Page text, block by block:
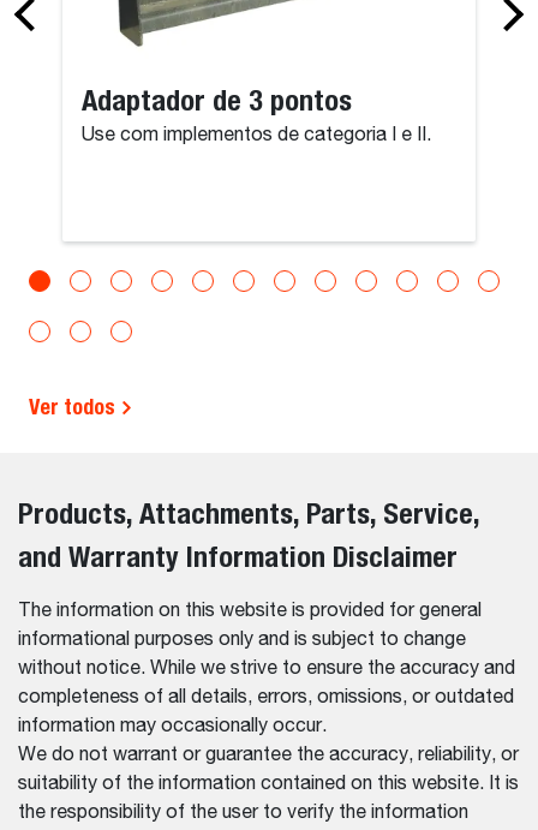
Adaptador de 3 pontos
Use com implementos de categoria I e II.
Ver todos
Products, Attachments, Parts, Service,
and Warranty Information Disclaimer
The information on this website is provided for general
informational purposes only and is subject to change
without notice. While we strive to ensure the accuracy and
completeness of all details, errors, omissions, or outdated
information may occasionally occur.
We do not warrant or guarantee the accuracy, reliability, or
suitability of the information contained on this website. It is
the responsibility of the user to verify the information